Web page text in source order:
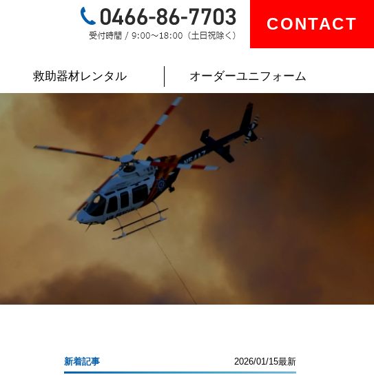
CONTACT
救助器材レンタル オーダーユニフォーム
新着記事 2026/01/15最新